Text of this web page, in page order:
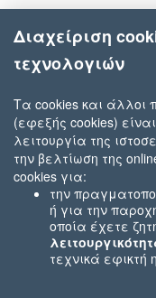
Διαχείριση
τεχνολογιών
Τα cookies και άλλοι
(εφεξής cookies)
λειτουργία της
την βελτίωση της
cookies για:
την
ή για την
οποία έχετε
τεχνικά
που εσείς μας